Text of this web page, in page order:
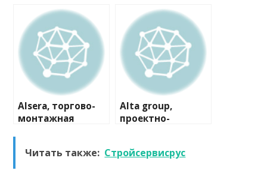
Alsera, торгово-
монтажная
Alta group,
проектно-
Читать также: Стройсервисрус